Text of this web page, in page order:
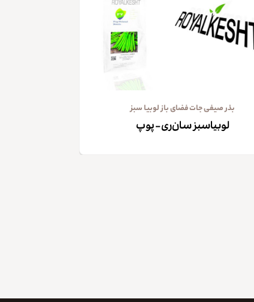
بذر صیفی جات فضای باز لوبیا سبز
لوبیاسبز سان‌ری – پوپ